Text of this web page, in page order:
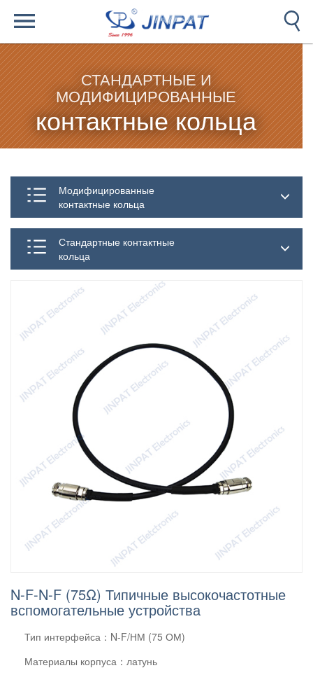
СТАНДАРТНЫЕ И
МОДИФИЦИРОВАННЫЕ
контактные кольца
Модифицированные
контактные кольца
Стандартные контактные
кольца
N-F-N-F (75Ω) Типичные высокочастотные
вспомогательные устройства
Тип интерфейса：N-F/НМ (75 ОМ)
Материалы корпуса：латунь